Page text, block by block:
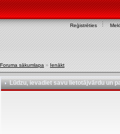
Reģistrēties
Foruma sākumlapa » Ienākt
Lūdzu, ievadiet savu lietotājvārdu un